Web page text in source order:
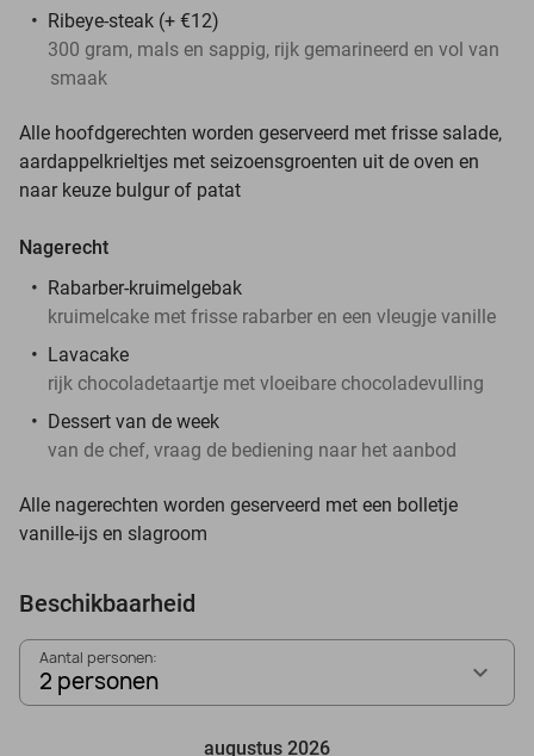
Ribeye-steak (+ €12)
300 gram, mals en sappig, rijk gemarineerd en vol van
smaak
Alle hoofdgerechten worden geserveerd met frisse salade,
aardappelkrieltjes met seizoensgroenten uit de oven en
naar keuze bulgur of patat
Nagerecht
Rabarber-kruimelgebak
kruimelcake met frisse rabarber en een vleugje vanille
Lavacake
rijk chocoladetaartje met vloeibare chocoladevulling
Dessert van de week
van de chef, vraag de bediening naar het aanbod
Alle nagerechten worden geserveerd met een bolletje
vanille-ijs en slagroom
Beschikbaarheid
Aantal personen:
2 personen
augustus 2026